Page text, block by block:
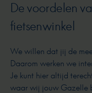
De voordelen
fietsenwinkel
We willen dat jij de
Daarom werken we
Je kunt hier altijd
waar wij jouw Gazelle